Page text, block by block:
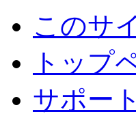
このサ
トップ
サポー